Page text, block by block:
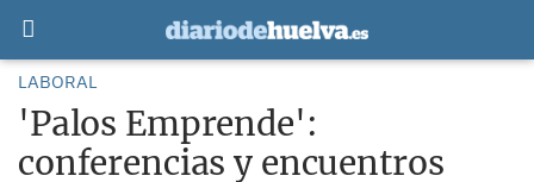
LABORAL
'Palos Emprende':
conferencias y encuentros